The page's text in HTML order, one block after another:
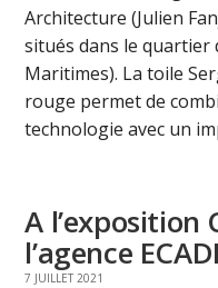
Architecture (Julien
situés dans le quartier
Maritimes). La toile
rouge permet de
technologie avec un
A l’exposition
l’agence
7 JUILLET 2021